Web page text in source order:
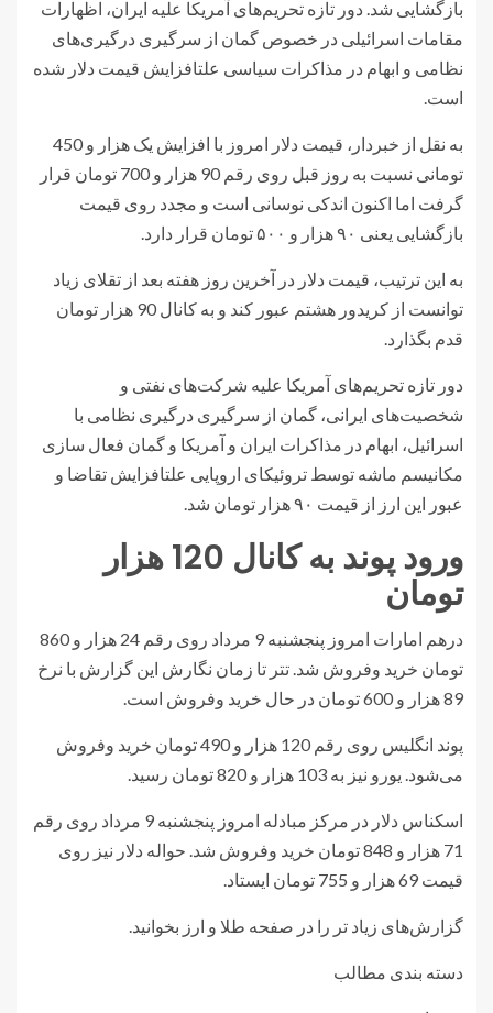
بازگشایی شد. دور تازه تحریم‌های آمریکا علیه ایران، اظهارات
مقامات اسرائیلی در خصوص گمان از سرگیری درگیری‌های
نظامی و ابهام در مذاکرات سیاسی علتافزایش قیمت دلار شده
است.
به نقل از خبردار، قیمت دلار امروز با افزایش یک هزار و 450
تومانی نسبت به روز قبل روی رقم 90 هزار و 700 تومان قرار
گرفت اما اکنون اندکی نوسانی است و مجدد روی قیمت
بازگشایی یعنی ۹۰ هزار و ۵۰۰ تومان قرار دارد.
به این ترتیب، قیمت دلار در آخرین روز هفته بعد از تقلای زیاد
توانست از کریدور هشتم عبور کند و به کانال 90 هزار تومان
قدم بگذارد.
دور تازه تحریم‌های آمریکا علیه شرکت‌های نفتی و
شخصیت‌های ایرانی، گمان از سرگیری درگیری نظامی با
اسرائیل، ابهام در مذاکرات ایران و آمریکا و گمان فعال سازی
مکانیسم ماشه توسط تروئیکای اروپایی علتافزایش تقاضا و
عبور این ارز از قیمت ۹۰ هزار تومان شد.
ورود پوند به کانال 120 هزار
تومان
درهم امارات امروز پنجشنبه 9 مرداد روی رقم 24 هزار و 860
تومان خرید وفروش شد. تتر تا زمان نگارش این گزارش با نرخ
89 هزار و 600 تومان در حال خرید وفروش است.
پوند انگلیس روی رقم 120 هزار و 490 تومان خرید وفروش
می‌شود. یورو نیز به 103 هزار و 820 تومان رسید.
اسکناس دلار در مرکز مبادله امروز پنجشنبه 9 مرداد روی رقم
71 هزار و 848 تومان خرید وفروش شد. حواله دلار نیز روی
قیمت 69 هزار و 755 تومان ایستاد.
گزارش‌های زیاد تر را در صفحه طلا و ارز بخوانید.
دسته بندی مطالب